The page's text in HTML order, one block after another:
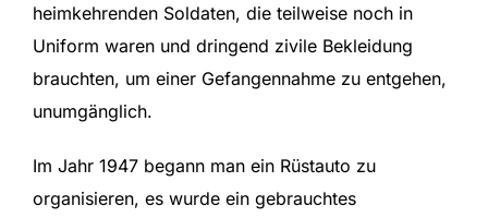
heimkehrenden Soldaten, die teilweise noch in
Uniform waren und dringend zivile Bekleidung
brauchten, um einer Gefangennahme zu entgehen,
unumgänglich.
Im Jahr 1947 begann man ein Rüstauto zu
organisieren, es wurde ein gebrauchtes